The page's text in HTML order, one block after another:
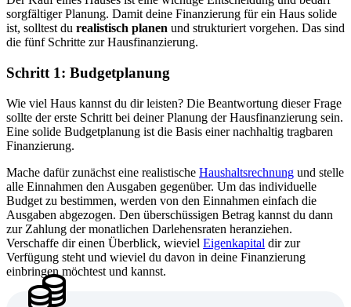
sorgfältiger Planung. Damit deine Finanzierung für ein Haus solide
ist, solltest du realistisch planen und strukturiert vorgehen. Das sind
die fünf Schritte zur Hausfinanzierung.
Schritt 1: Budgetplanung
Wie viel Haus kannst du dir leisten? Die Beantwortung dieser Frage
sollte der erste Schritt bei deiner Planung der Hausfinanzierung sein.
Eine solide Budgetplanung ist die Basis einer nachhaltig tragbaren
Finanzierung.
Mache dafür zunächst eine realistische Haushaltsrechnung und stelle
alle Einnahmen den Ausgaben gegenüber. Um das individuelle
Budget zu bestimmen, werden von den Einnahmen einfach die
Ausgaben abgezogen. Den überschüssigen Betrag kannst du dann
zur Zahlung der monatlichen Darlehensraten heranziehen.
Verschaffe dir einen Überblick, wieviel Eigenkapital dir zur
Verfügung steht und wieviel du davon in deine Finanzierung
einbringen möchtest und kannst.